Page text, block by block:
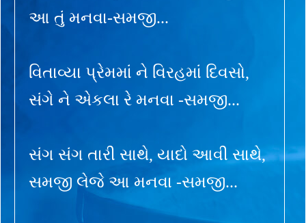
આ તું મનવા-સમજી...
વિતાવ્યા પ્રેમમાં ને વિરહમાં દિવસો,
સંગે ને એકલા રે મનવા -સમજી...
સંગ સંગ તારી સાથે, યાદો આવી સાથે,
સમજી લેજે આ મનવા -સમજી...